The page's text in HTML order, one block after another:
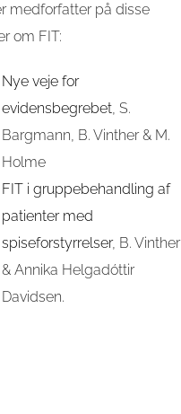
medforfatter på disse
om FIT:
Nye veje for
evidensbegrebet, S.
Bargmann, B. Vinther & M.
Holme
FIT i gruppebehandling af
patienter med
spiseforstyrrelser, B. Vinther
& Annika Helgadóttir
Davidsen.